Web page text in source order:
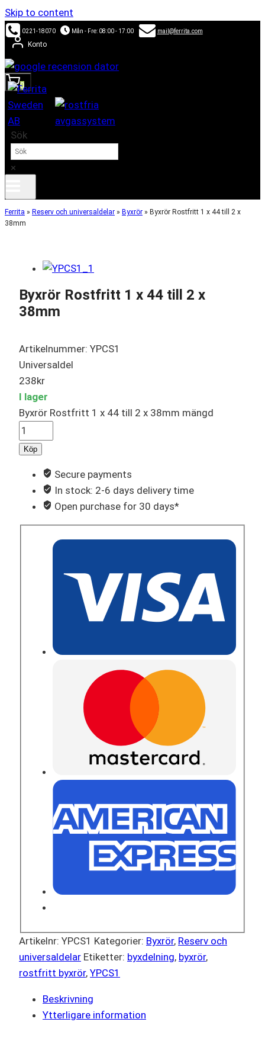
Skip to content
0221-18070 Mån - Fre: 08:00 - 17:00 mail@ferrita.com
Konto
0
Sök
×
Ferrita » Reserv och universaldelar » Byxrör » Byxrör Rostfritt 1 x 44 till 2 x
38mm
Byxrör Rostfritt 1 x 44 till 2 x
38mm
Artikelnummer: YPCS1
Universaldel
238kr
I lager
Byxrör Rostfritt 1 x 44 till 2 x 38mm mängd
Köp
Secure payments
In stock: 2-6 days delivery time
Open purchase for 30 days*
Artikelnr: YPCS1 Kategorier: Byxrör, Reserv och
universaldelar Etiketter: byxdelning, byxrör,
rostfritt byxrör, YPCS1
Beskrivning
Ytterligare information